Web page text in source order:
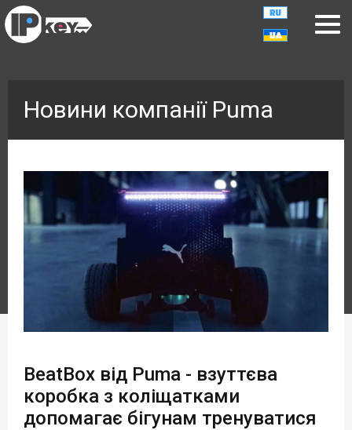
Новини компанії Puma
BeatBox від Puma - взуттєва
коробка з коліщатками
допомагає бігунам тренуватися